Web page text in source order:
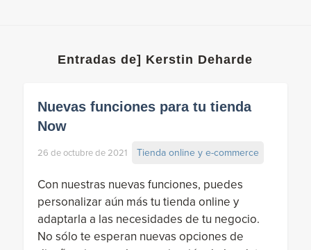
Entradas de] Kerstin Deharde
Nuevas funciones para tu tienda
Now
26 de octubre de 2021 Tienda online y e-commerce
Con nuestras nuevas funciones, puedes
personalizar aún más tu tienda online y
adaptarla a las necesidades de tu negocio.
No sólo te esperan nuevas opciones de